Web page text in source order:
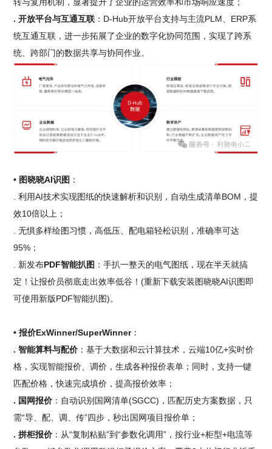
. 开放平台与互通互联 ：D-Hub开放平台支持与主流PLM、ERP系
统互通互联，进一步拓展了企业的数字化协同范围，实现了跨系
统、跨部门的数据共享与协同作业。
• 图晓晓AI识图 ：
. 利用AI技术实现图纸的快速解析和识别，自动生成清单BOM，提
效10倍以上；
. 无惧多样绘图习惯，高低压、配电箱轻松识别，准确率可达
95%；
. 新发布PDF智能扒图 ：手扒一整天的电气图纸，现在半天就搞
定！让报价员彻底走出效率低谷！(重新下载安装图晓晓AI识图即
可使用新版PDF智能扒图)。
• 报价ExWinner/SuperWinner：
. 智能算料与配价 ：基于大数据和云计算技术，云端10亿+实时价
格，实现智能报价、调价，生成各种报价表单；同时，支持一键
匹配价格，快速完成填价，提高报价效率；
. 国网报价 ：自动识别国网清单(SGCC)，匹配历史方案数据，只
需“导、配、调、传”四步，秒出国网项目报价单；
. 拼柜报价 ：从“复制粘贴”到“参数化调用”，按行业+柜型+电流等